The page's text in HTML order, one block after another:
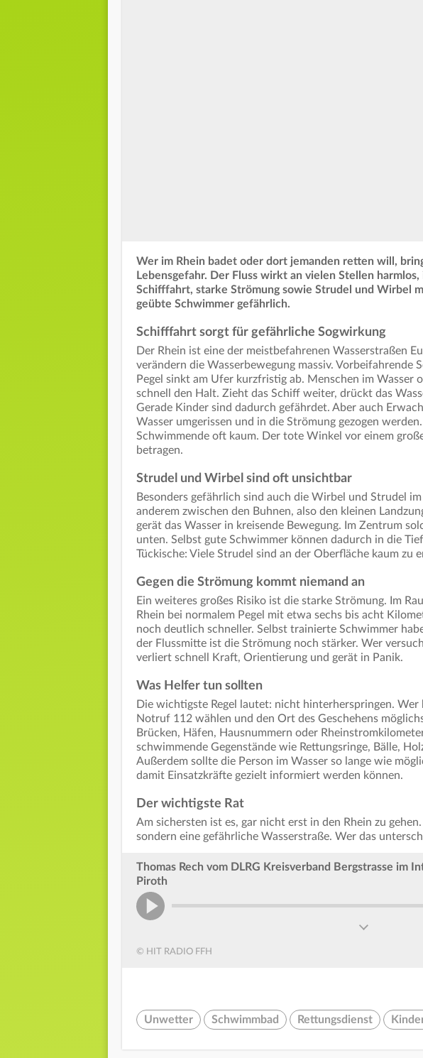
Wer im Rhein badet oder dort jemanden retten will,
Lebensgefahr. Der Fluss wirkt an vielen Stellen
Schifffahrt, starke Strömung sowie Strudel und Wirbel
geübte Schwimmer gefährlich.
Schifffahrt sorgt für gefährliche Sogwirkung
Der Rhein ist eine der meistbefahrenen Wasserstraßen
verändern die Wasserbewegung massiv. Vorbeifahrende
Pegel sinkt am Ufer kurzfristig ab. Menschen im Wasser
schnell den Halt. Zieht das Schiff weiter, drückt das
Gerade Kinder sind dadurch gefährdet. Aber auch
Wasser umgerissen und in die Strömung gezogen
Schwimmende oft kaum. Der tote Winkel vor einem
betragen.
Strudel und Wirbel sind oft unsichtbar
Besonders gefährlich sind auch die Wirbel und Strudel
anderem zwischen den Buhnen, also den kleinen
gerät das Wasser in kreisende Bewegung. Im Zentrum
unten. Selbst gute Schwimmer können dadurch in die
Tückische: Viele Strudel sind an der Oberfläche kaum zu
Gegen die Strömung kommt niemand an
Ein weiteres großes Risiko ist die starke Strömung. Im
Rhein bei normalem Pegel mit etwa sechs bis acht
noch deutlich schneller. Selbst trainierte Schwimmer
der Flussmitte ist die Strömung noch stärker. Wer
verliert schnell Kraft, Orientierung und gerät in Panik.
Was Helfer tun sollten
Die wichtigste Regel lautet: nicht hinterherspringen.
Notruf 112 wählen und den Ort des Geschehens
Brücken, Häfen, Hausnummern oder
schwimmende Gegenstände wie Rettungsringe, Bälle,
Außerdem sollte die Person im Wasser so lange wie
damit Einsatzkräfte gezielt informiert werden können.
Der wichtigste Rat
Am sichersten ist es, gar nicht erst in den Rhein zu
sondern eine gefährliche Wasserstraße. Wer das
Thomas Rech vom DLRG Kreisverband Bergstrasse im
Piroth
© HIT RADIO FFH
Unwetter Schwimmbad Rettungsdienst